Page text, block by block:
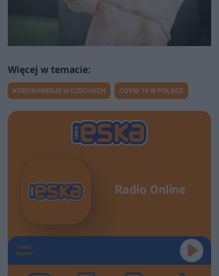
KORONAWIRUS W CZECHACH COVID 19 W POLSCE
Radio Online
TERAZ
GRAMY